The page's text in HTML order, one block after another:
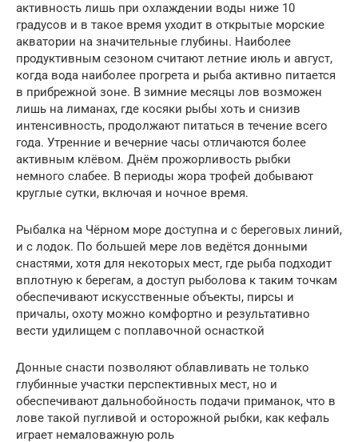
активность лишь при охлаждении воды ниже 10
градусов и в такое время уходит в открытые морские
акватории на значительные глубины. Наиболее
продуктивным сезоном считают летние июль и август,
когда вода наиболее прогрета и рыба активно питается
в прибрежной зоне. В зимние месяцы лов возможен
лишь на лиманах, где косяки рыбы хоть и снизив
интенсивность, продолжают питаться в течение всего
года. Утренние и вечерние часы отличаются более
активным клёвом. Днём прожорливость рыбки
немного слабее. В периоды жора трофей добывают
круглые сутки, включая и ночное время.
Рыбалка на Чёрном море доступна и с береговых линий,
и с лодок. По большей мере лов ведётся донными
снастями, хотя для некоторых мест, где рыба подходит
вплотную к берегам, а доступ рыболова к таким точкам
обеспечивают искусственные объекты, пирсы и
причалы, охоту можно комфортно и результативно
вести удилищем с поплавочной оснасткой
Донные снасти позволяют облавливать не только
глубинные участки перспективных мест, но и
обеспечивают дальнобойность подачи приманок, что в
лове такой пугливой и осторожной рыбки, как кефаль
играет немаловажную роль